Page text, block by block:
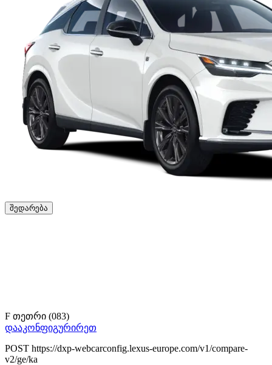
შედარება
F თეთრი (083)
დააკონფიგურირეთ
POST https://dxp-webcarconfig.lexus-europe.com/v1/compare-
v2/ge/ka